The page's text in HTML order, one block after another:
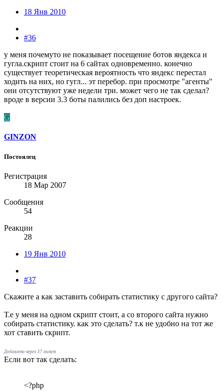
18 Янв 2010
#36
у меня почемуто не показывает посещение ботов яндекса и
гугла.скрипт стоит на 6 сайтах одновременно. конечно
существует теоретическая вероятность что яндекс перестал
ходить на них, но гугл... эт перебор. при просмотре "агенты"
они отсутствуют уже недели три. может чего не так сделал?
вроде в версии 3.3 боты палились без доп настроек.
G
GINZON
Постоялец
Регистрация
18 Мар 2007
Сообщения
54
Реакции
28
19 Янв 2010
#37
Скажите а как заставить собирать статистику с другого сайта?
Т.е у меня на одном скрипт стоит, а со второго сайта нужно
собирать статистику. как это сделать? т.к не удобно на тот же
хот ставить скрипт.
Добавлено через 37 минут
Если вот так сделать:
<?php